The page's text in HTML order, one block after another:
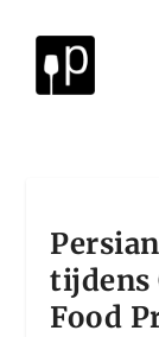
tijdens
Food